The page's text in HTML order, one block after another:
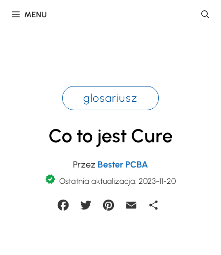
MENU
glosariusz
Co to jest Cure
Przez Bester PCBA
Ostatnia aktualizacja: 2023-11-20
FacebookTwitter Pinterest Email